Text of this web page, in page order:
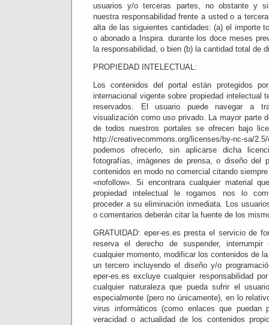
usuarios y/o terceras partes, no obstante y
nuestra responsabilidad frente a usted o a
alta de las siguientes cantidades: (a) el importe
o abonado a Inspira. durante los doce meses
la responsabilidad, o bien (b) la cantidad total de
PROPIEDAD INTELECTUAL:
Los contenidos del portal están protegidos
internacional vigente sobre propiedad intelectual
reservados. El usuario puede navegar a
visualización como uso privado. La mayor parte
de todos nuestros portales se ofrecen bajo
http://creativecommons.org/licenses/by-nc-sa/
podemos ofrecerlo, sin aplicarse dicha
fotografías, imágenes de prensa, o diseño del
contenidos en modo no comercial citando
«nofollow». Si encontrara cualquier material
propiedad intelectual le rogamos nos lo
proceder a su eliminación inmediata. Los
o comentarios deberán citar la fuente de los
GRATUIDAD: eper-es.es presta el servicio de
reserva el derecho de suspender,
cualquier momento, modificar los contenidos de
un tercero incluyendo el diseño y/o
eper-es.es excluye cualquier responsabilidad
cualquier naturaleza que pueda sufrir el
especialmente (pero no únicamente), en lo
virus informáticos (como enlaces que puedan
veracidad o actualidad de los contenidos